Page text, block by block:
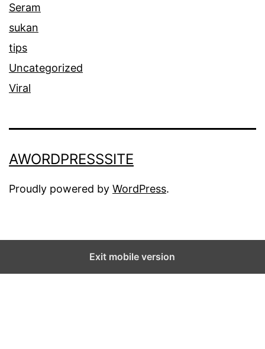
Seram
sukan
tips
Uncategorized
Viral
AWORDPRESSSITE
Proudly powered by WordPress.
Exit mobile version